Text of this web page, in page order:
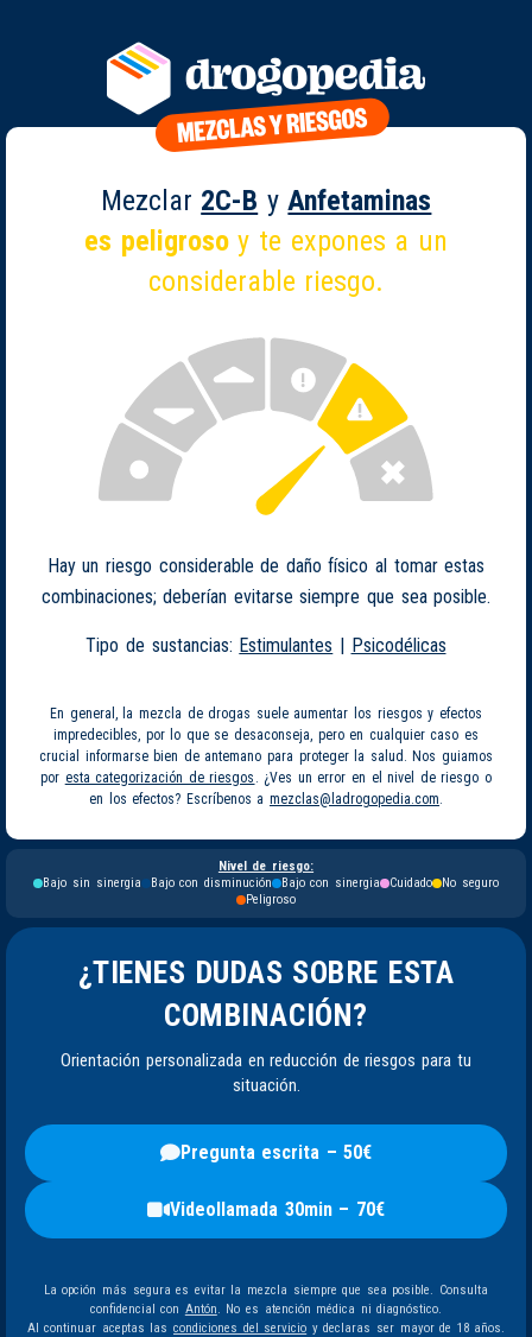
Mezclar 2C-B yAnfetaminas
es peligrosoy te expones a un
considerable riesgo.
Hay un riesgo considerable de daño físico al tomar estas
combinaciones; deberían evitarse siempre que sea posible.
Tipo de sustancias: Estimulantes | Psicodélicas
En general, la mezcla de drogas suele aumentar los riesgos y efectos
impredecibles, por lo que se desaconseja, pero en cualquier caso es
crucial informarse bien de antemano para proteger la salud. Nos guiamos
por esta categorización de riesgos . ¿Ves un error en el nivel de riesgo o
en los efectos? Escríbenos a mezclas@ladrogopedia.com.
Nivel de riesgo:
Bajo sin sinergia
Bajo con disminución Bajo con sinergia Cuidado
No seguro
Peligroso
¿TIENES DUDAS SOBRE ESTA
COMBINACIÓN?
Orientación personalizada en reducción de riesgos para tu
situación.
Pregunta escrita – 50€
Videollamada 30min – 70€
La opción más segura es evitar la mezcla siempre que sea posible. Consulta
confidencial con Antón. No es atención médica ni diagnóstico.
Al continuar aceptas las condiciones del servicio y declaras ser mayor de 18 años.